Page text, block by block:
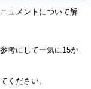
ュメントについて解
考にして一気に15か
ください。